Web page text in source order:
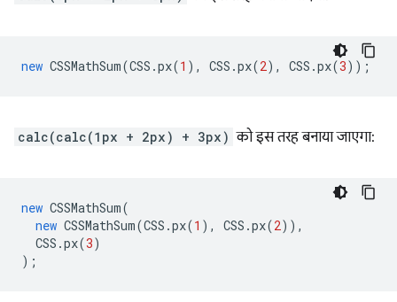
new CSSMathSum(CSS .px(1 ), CSS .px(2), CSS .px(3));
calc(calc(1px + 2px) + 3px) को इस तरह बनाया जाएगा:
new CSSMathSum(
new CSSMathSum(CSS .px(1 ), CSS .px(2)),
CSS .px(3)
);